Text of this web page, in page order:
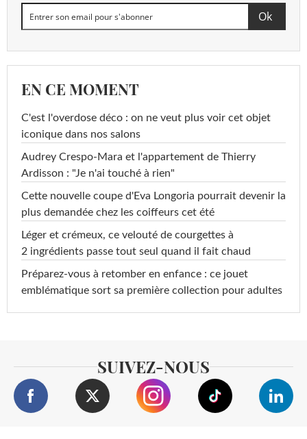
EN CE MOMENT
C'est l'overdose déco : on ne veut plus voir cet objet
iconique dans nos salons
Audrey Crespo-Mara et l'appartement de Thierry
Ardisson : "Je n'ai touché à rien"
Cette nouvelle coupe d'Eva Longoria pourrait devenir la
plus demandée chez les coiffeurs cet été
Léger et crémeux, ce velouté de courgettes à
2 ingrédients passe tout seul quand il fait chaud
Préparez-vous à retomber en enfance : ce jouet
emblématique sort sa première collection pour adultes
SUIVEZ-NOUS